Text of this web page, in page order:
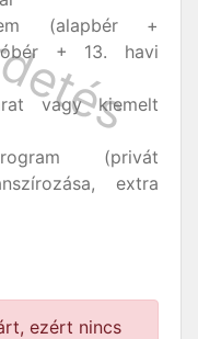
(alapbér +
+ 13. havi
vagy kiemelt
(privát
extra
ezért nincs